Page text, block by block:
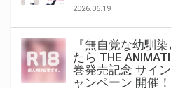
2026.06.19
『無自覚な幼馴
たら THE
巻発売記念 サイ
ャンペーン 開催！